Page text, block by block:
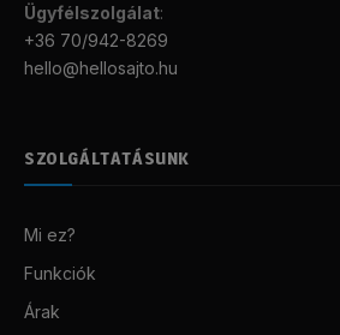
Ügyfélszolgálat:
+36 70/942-8269
hello@hellosajto.hu
SZOLGÁLTATÁSUNK
Mi ez?
Funkciók
Árak